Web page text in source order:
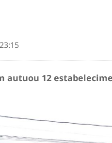
autuou 12